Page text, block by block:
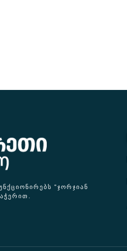
“ᲯᲝᲠᲯᲘᲐᲜ